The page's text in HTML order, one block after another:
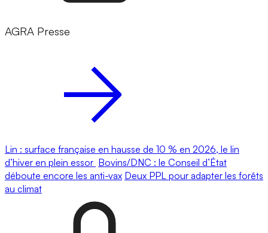
AGRA Presse
Lin : surface française en hausse de 10 % en 2026, le lin
d’hiver en plein essor Bovins/DNC : le Conseil d’État
déboute encore les anti-vax Deux PPL pour adapter les forêts
au climat